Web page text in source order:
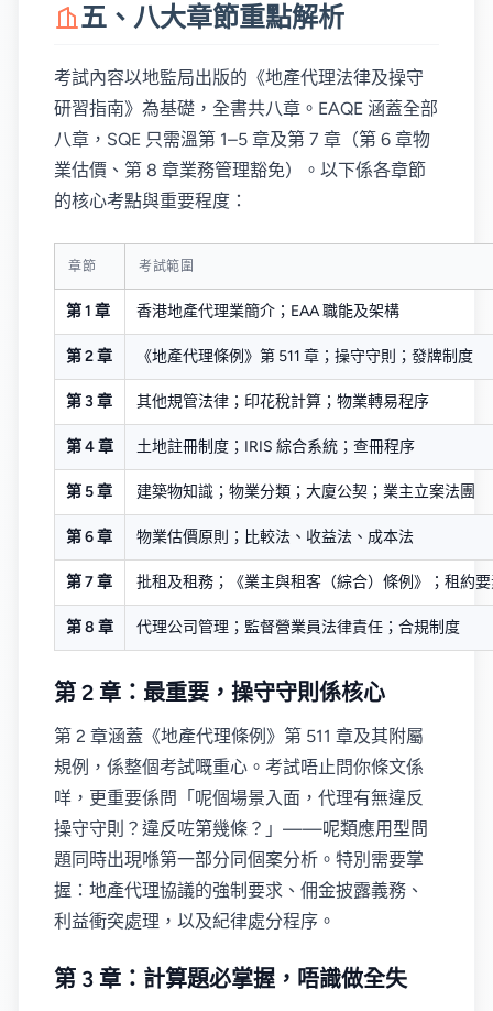
五、八大章節重點解析
考試內容以地監局出版的《地產代理法律及操守
研習指南》為基礎，全書共八章。EAQE 涵蓋全部
八章，SQE 只需溫第 1–5 章及第 7 章（第 6 章物
業估價、第 8 章業務管理豁免）。以下係各章節
的核心考點與重要程度：
章節 考試範圍
第 1 章 香港地產代理業簡介；EAA 職能及架構
第 2 章 《地產代理條例》第 511 章；操守守則；發牌制度
第 3 章 其他規管法律；印花稅計算；物業轉易程序
第 4 章 土地註冊制度；IRIS 綜合系統；查冊程序
第 5 章 建築物知識；物業分類；大廈公契；業主立案法團
第 6 章 物業估價原則；比較法、收益法、成本法
第 7 章 批租及租務；《業主與租客（綜合）條例》；租約
第 8 章 代理公司管理；監督營業員法律責任；合規制度
第 2 章：最重要，操守守則係核心
第 2 章涵蓋《地產代理條例》第 511 章及其附屬
規例，係整個考試嘅重心。考試唔止問你條文係
咩，更重要係問「呢個場景入面，代理有無違反
操守守則？違反咗第幾條？」——呢類應用型問
題同時出現喺第一部分同個案分析。特別需要掌
握：地產代理協議的強制要求、佣金披露義務、
利益衝突處理，以及紀律處分程序。
第 3 章：計算題必掌握，唔識做全失